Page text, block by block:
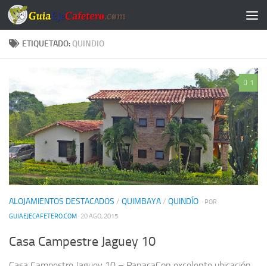
Saltar al contenido
ETIQUETADO:QUINDIO
1
ALOJAMIENTOS DESTACADOS / QUIMBAYA/ QUINDÍO · POR
GUIAEJECAFETERO.COM · 20 AGO, 2015
Casa Campestre Jaguey 10